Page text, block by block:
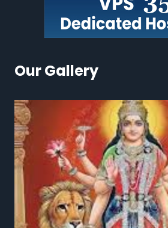
Our Gallery